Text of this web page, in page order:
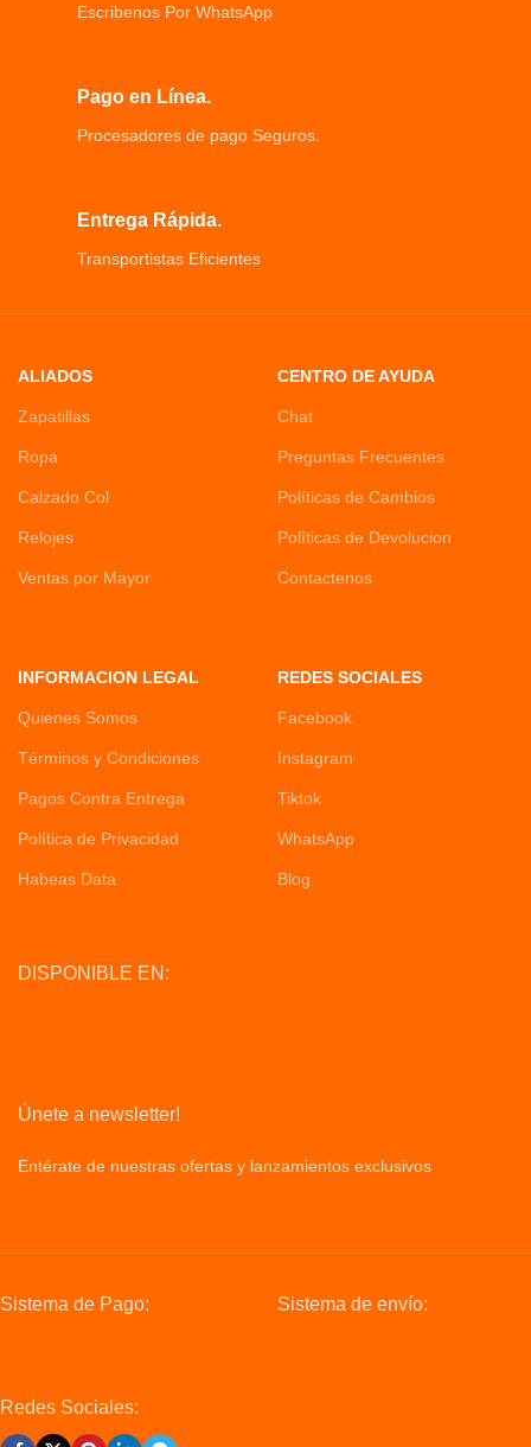
Escribenos Por WhatsApp
Pago en Línea.
Procesadores de pago Seguros.
Entrega Rápida.
Transportistas Eficientes
ALIADOS
Zapatillas
Ropa
Calzado Col
Relojes
Ventas por Mayor
CENTRO DE AYUDA
Chat
Preguntas Frecuentes
Políticas de Cambios
Políticas de Devolucion
Contactenos
INFORMACION LEGAL
Quienes Somos
Términos y Condiciones
Pagos Contra Entrega
Política de Privacidad
Habeas Data
REDES SOCIALES
Facebook
Instagram
Tiktok
WhatsApp
Blog
DISPONIBLE EN:
Únete a newsletter!
Entérate de nuestras ofertas y lanzamientos exclusivos
Sistema de Pago: Sistema de envío:
Redes Sociales: